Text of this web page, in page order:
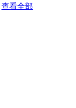
查看全部